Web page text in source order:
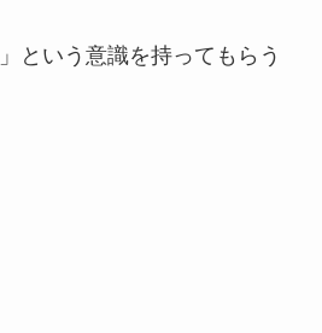
という意識を持ってもらう